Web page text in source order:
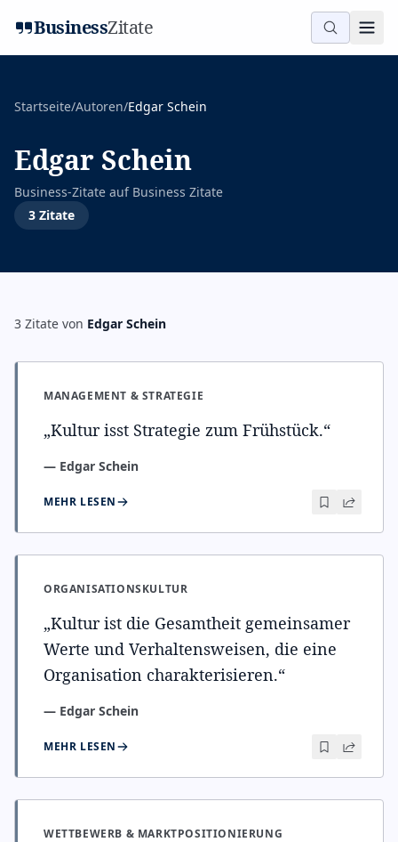
BusinessZitate
Startseite/Autoren/Edgar Schein
Edgar Schein
Business-Zitate auf Business Zitate
3 Zitate
3 Zitate von Edgar Schein
MANAGEMENT & STRATEGIE
„Kultur isst Strategie zum Frühstück.“
— Edgar Schein
MEHR LESEN
ORGANISATIONSKULTUR
„Kultur ist die Gesamtheit gemeinsamer
Werte und Verhaltensweisen, die eine
Organisation charakterisieren.“
— Edgar Schein
MEHR LESEN
WETTBEWERB & MARKTPOSITIONIERUNG